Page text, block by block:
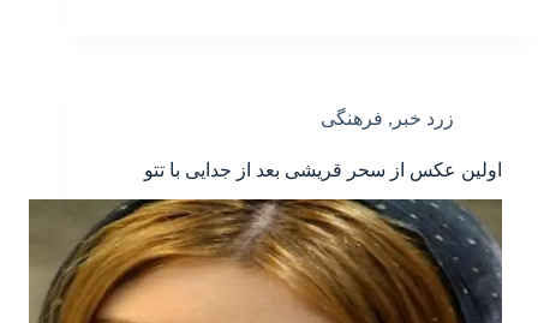
زرد خبر , فرهنگی
اولین عکس از سحر قریشی بعد از جدایی با تتو